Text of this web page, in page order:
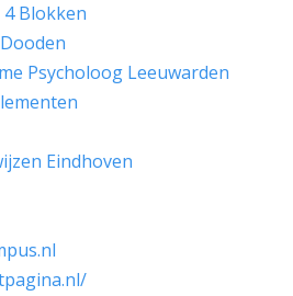
Blokken
Psycholoog Leeuwarden
Eindhoven